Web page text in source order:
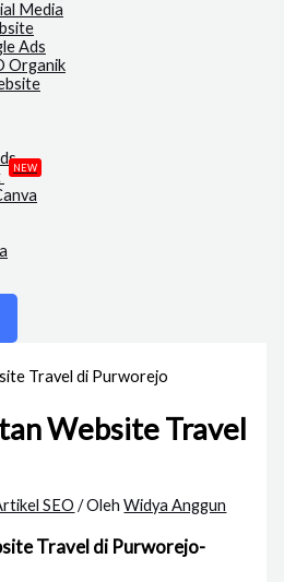
Media
Ads
Organik
NEW
Website Travel
SEO / OlehWidya Anggun
Travel di Purworejo-